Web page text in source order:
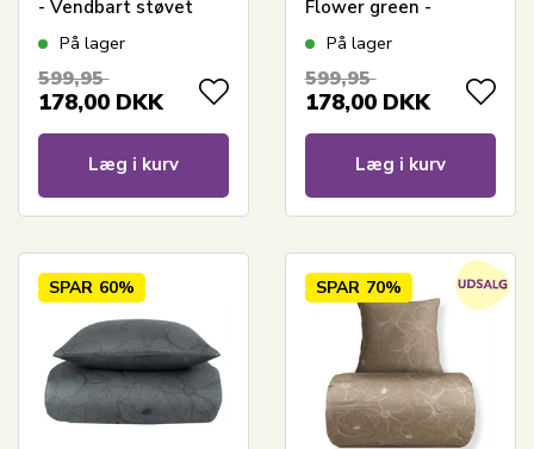
- Vendbart støvet
grønt Hexagon print
På lager
599,95
178,00 DKK
Læg i kurv
Flower green -
Vendbart blomster
På lager
599,95
178,00 DKK
Læg i kurv
SPAR 60% SPAR 70%